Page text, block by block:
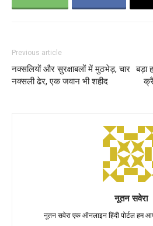
Previous article
नक्सलियों और सुरक्षाबलों में मुठभेड़, चार
नक्सली ढेर, एक जवान भी शहीद
बड़ा
नूतन सवेरा
नूतन सवेरा एक ऑनलाइन हिंदी पोर्टल हम